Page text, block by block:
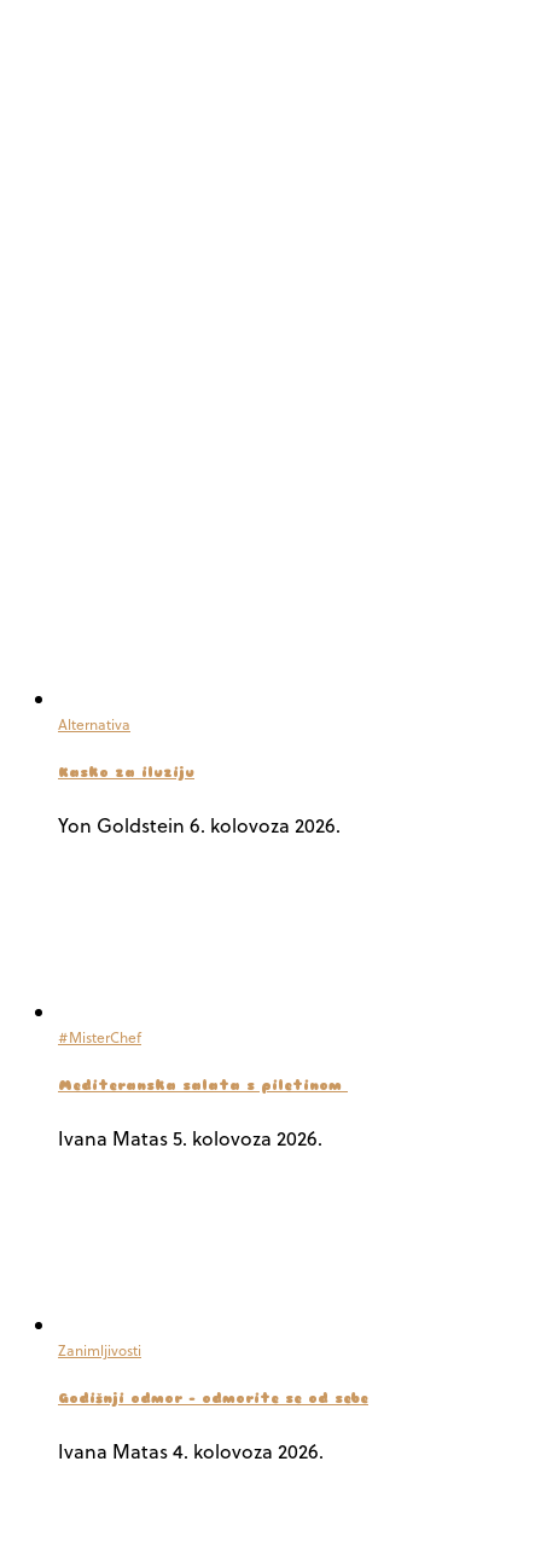
Alternativa
Kasko za iluziju
Yon Goldstein 6. kolovoza 2026.
#MisterChef
Mediteranska salata s piletinom
Ivana Matas5. kolovoza 2026.
Zanimljivosti
Godišnji odmor – odmorite se od sebe
Ivana Matas4. kolovoza 2026.